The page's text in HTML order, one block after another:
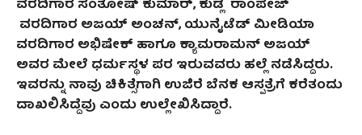
ವರದಿಗಾರ ಸಂತೋಷ್ ಕುಮಾರ್, ಕುಡ್ಲ ರಾಂಪೇಜ್‌
ವರದಿಗಾರ ಅಜಯ್ ಅಂಚನ್, ಯುನೈಟೆಡ್ ಮೀಡಿಯಾ
ವರದಿಗಾರ ಅಭಿಷೇಕ್ ಹಾಗೂ ಕ್ಯಾಮರಾಮನ್ ಅಜಯ್
ಅವರ ಮೇಲೆ ಧರ್ಮಸ್ಥಳ ಪರ ಇರುವವರು ಹಲ್ಲೆ ನಡೆಸಿದ್ದರು.
ಇವರನ್ನು ನಾವು ಚಿಕಿತ್ಸೆಗಾಗಿ ಉಜಿರೆ ಬೆನಕ ಆಸ್ಪತ್ರೆಗೆ ಕರೆತಂದು
ದಾಖಲಿಸಿದ್ದೆವು ಎಂದು ಉಲ್ಲೇಖಿಸಿದ್ದಾರೆ.